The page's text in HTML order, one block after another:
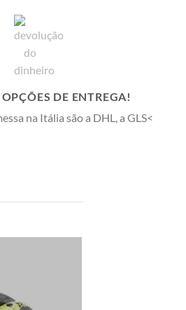
DE ENTREGA!
na Itália são a DHL, a GLS<